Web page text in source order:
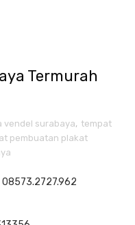
Termurah
vendel surabaya, tempat
pembuatan plakat
08573.2727.962